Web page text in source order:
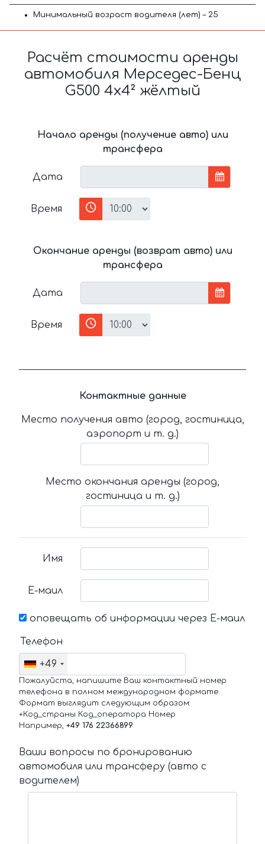
Минимальный возраст водителя (лет) – 25
Расчёт стоимости аренды
автомобиля Мерседес-Бенц
G500 4x4² жёлтый
Начало аренды (получение авто) или
трансфера
Дата
Время
Окончание аренды (возврат авто) или
трансфера
Дата
Время
Контактные данные
Место получения авто (город, гостиница,
аэропорт и т. д.)
Место окончания аренды (город,
гостиница и т. д.)
Имя
Е-маил
оповещать об информации через Е-маил
Телефон
+49
Пожалуйста, напишите Ваш контактный номер
телефона в полном международном формате.
Формат выглядит следующим образом:
+Код_страны Код_оператора Номер
Например, +49 176 22366899
Ваши вопросы по бронированию
автомобиля или трансферу (авто с
водителем)